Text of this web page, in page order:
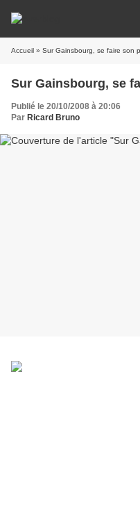
Accueil » Sur Gainsbourg, se faire son
Sur Gainsbourg, se
Publié le 20/10/2008 à 20:06
Par Ricard Bruno